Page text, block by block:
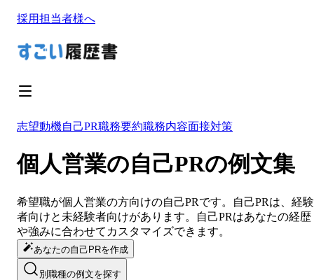
採用担当者様へ
志望動機自己PR職務要約職務内容面接対策
個人営業の自己PRの例文集
希望職が個人営業の方向けの自己PRです。 自己PRは、経験
者向けと未経験者向けがあります。
自己PRはあなたの経歴
や強みに合わせてカスタマイズできます。
あなたの自己PRを作成
別職種の例文を探す